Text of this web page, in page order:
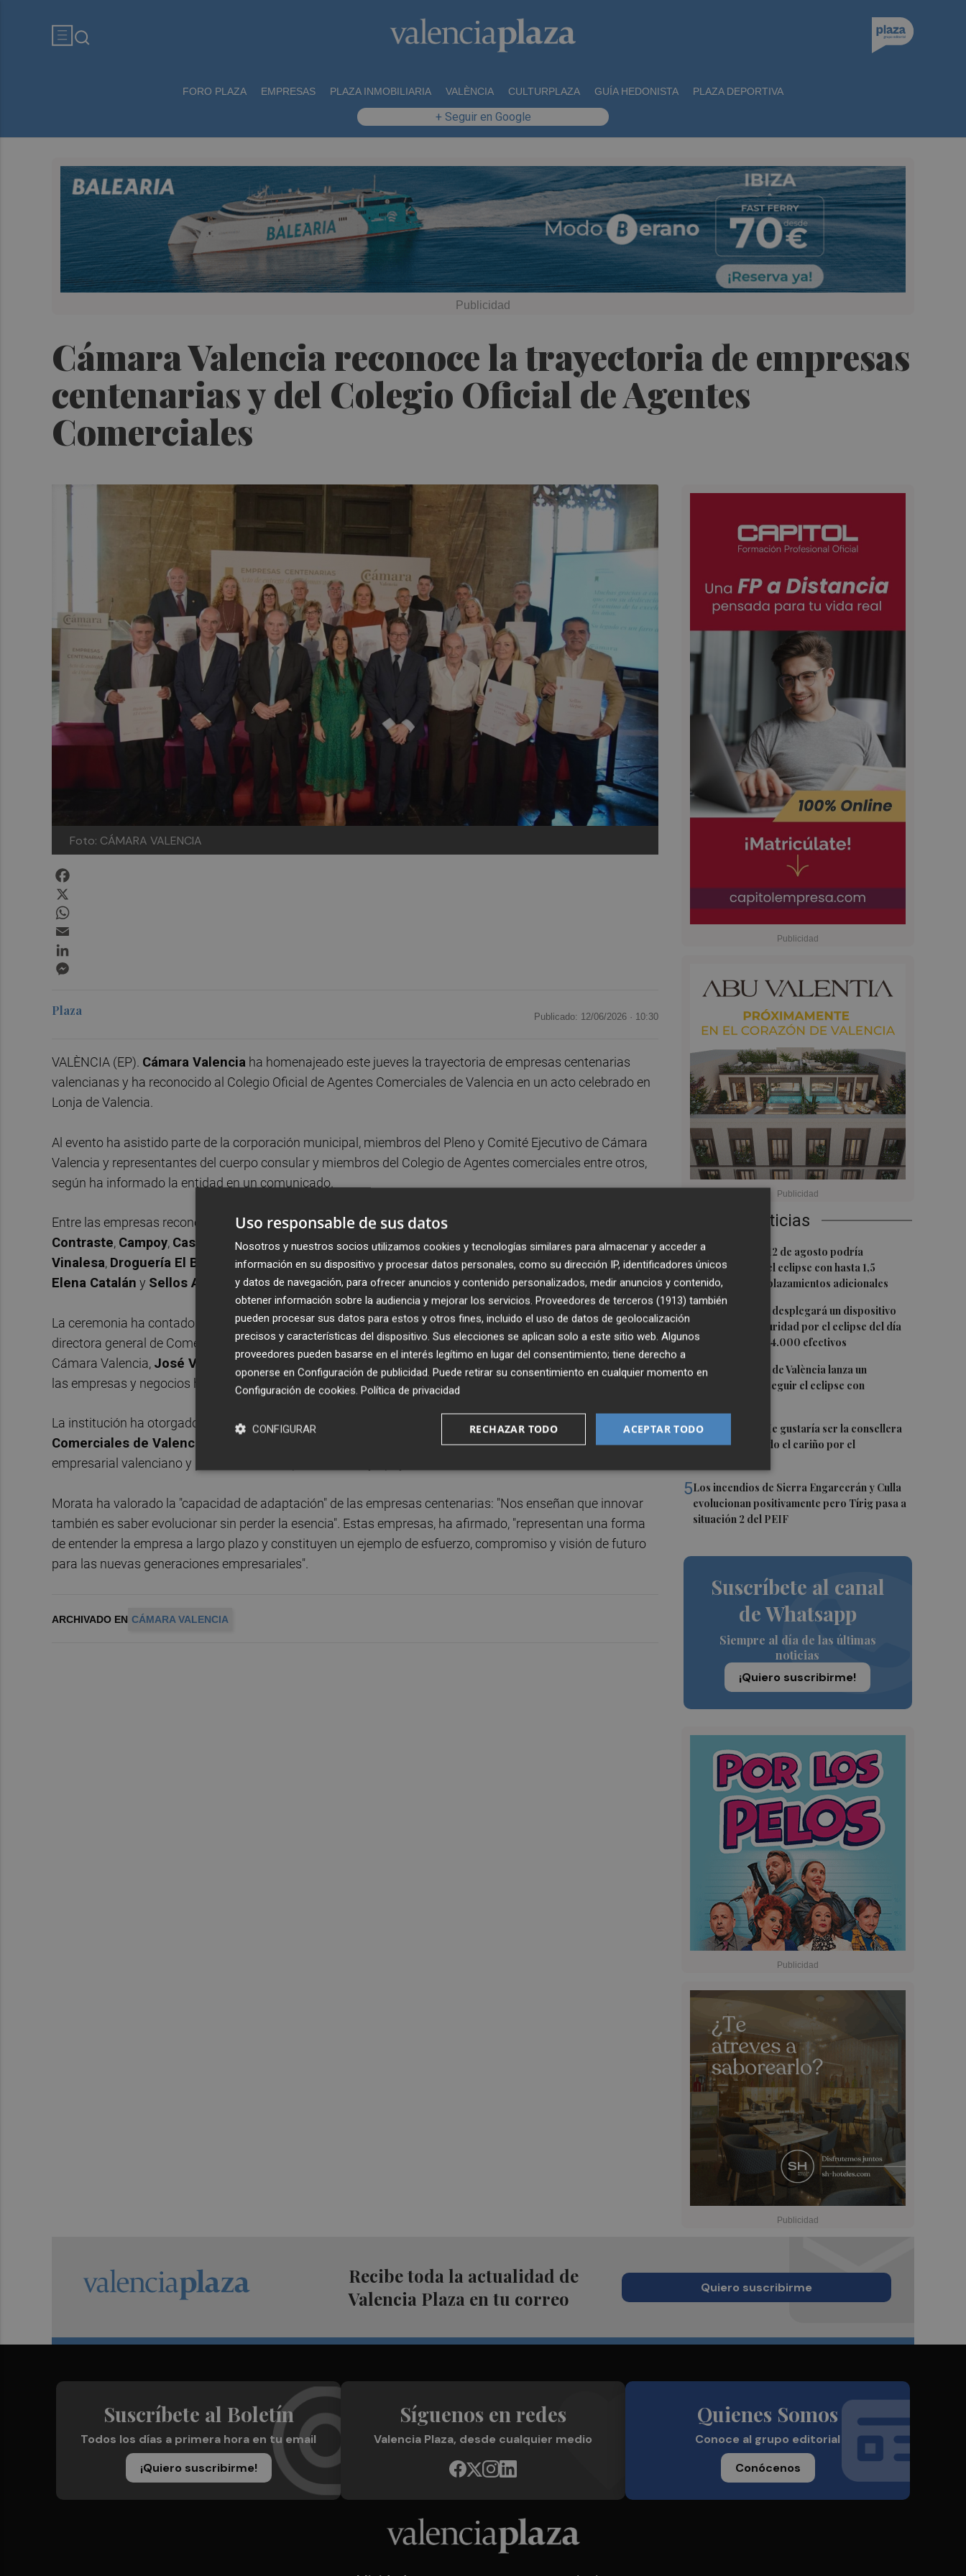
FORO PLAZA EMPRESAS PLAZA INMOBILIARIA VALÈNCIA CULTURPLAZA GUÍA HEDONISTA PLAZA DEPORTIVA
+ Seguir en Google
Cámara Valencia reconoce la trayectoria de empresas
centenarias y del Colegio Oficial de Agentes
Comerciales
Foto: CÁMARA VALENCIA
Últimas Noticias
1La movilidad el 12 de agosto podría
duplicarse por el eclipse con hasta 1,5
millones de desplazamientos adicionales
2
La Guardia Civil desplegará un dispositivo
especial de seguridad por el eclipse del día
12, con más de 24.000 efectivos
3 El Ayuntamiento de València lanza un
decálogo para seguir el eclipse con
4Carmen Ortí: "Me gustaría ser la consellera
que ha estimulado el cariño por el
5Los incendios de Sierra Engarcerán y Culla
evolucionan positivamente pero Tírig pasa a
situación 2 del PEIF
Suscríbete al canal
de Whatsapp
Siempre al día de las últimas
noticias
¡Quiero suscribirme!
Plaza Publicado: 12/06/2026 · 10:30
VALÈNCIA (EP). Cámara Valencia ha homenajeado este jueves la trayectoria de empresas centenarias
valencianas y ha reconocido al Colegio Oficial de Agentes Comerciales de Valencia en un acto celebrado en
Lonja de Valencia.
Al evento ha asistido parte de la corporación municipal, miembros del Pleno y Comité Ejecutivo de Cámara
Valencia y representantes del cuerpo consular y miembros del Colegio de Agentes comerciales entre otros,
según ha informado la entidad en un comunicado.
Entre las empresas reconocidas se encuentranAbanicos Vibenca,Aparisi Cepillos
Contraste, Campoy, Casa La Curra,Cooperativa Elèctrica de Meliana,Cooperativa Elèctrica de
Vinalesa, Droguería El Barco El Niño Llorón, Fluido Eléctrico Museros,L'Anec Papers,Relojería
Elena Catalán y Sellos Alepuz .
La ceremonia ha contado con la participación del Concejal de Urbanismo y Vivienda,Juan Giner; la
directora general de Comercio, Artesanía y Consumo de la Generalitat,Maribel Sáez, y el presidente de
Cámara Valencia, José Vicente Morata , quién ha destacado en su intervención "el papel que desempeñan
las empresas y negocios históricos como generadores de riqueza, empleo y estabilidad económica".
La institución ha otorgado además un reconocimiento especial al
Colegio Oficial de Agentes
Comerciales de Valencia
Carlos Requena, por "su contribución al tejido
empresarial valenciano y por su labor de representación y apoyo a la actividad comercial".
Morata ha valorado la "capacidad de adaptación" de las empresas centenarias: "Nos enseñan que innovar
también es saber evolucionar sin perder la esencia". Estas empresas, ha afirmado, "representan una forma
de entender la empresa a largo plazo y constituyen un ejemplo de esfuerzo, compromiso y visión de futuro
para las nuevas generaciones empresariales".
ARCHIVADO EN CÁMARA VALENCIA
Recibe toda la actualidad de
Valencia Plaza en tu correo
Quiero suscribirme
Suscríbete al Boletín
Todos los días a primera hora en tu email
¡Quiero suscribirme!
Síguenos en redes
Valencia Plaza, desde cualquier medio
Quienes Somos
Conoce al grupo editorial
Conócenos
Uso responsable de sus datos
Nosotros y nuestros socios utilizamos cookies y tecnologías similares para almacenar y acceder a
información en su dispositivo y procesar datos personales, como su dirección IP, identificadores únicos
y datos de navegación, para ofrecer anuncios y contenido personalizados, medir anuncios y contenido,
obtener información sobre la audiencia y mejorar los servicios. Proveedores de terceros (1913) también
pueden procesar sus datos para estos y otros fines, incluido el uso de datos de geolocalización
precisos y características del dispositivo. Sus elecciones se aplican solo a este sitio web. Algunos
proveedores pueden basarse en el interés legítimo en lugar del consentimiento; tiene derecho a
oponerse en Configuración de publicidad. Puede retirar su consentimiento en cualquier momento en
Configuración de cookies. Política de privacidad
ACEPTAR TODO
RECHAZAR TODO
CONFIGURAR